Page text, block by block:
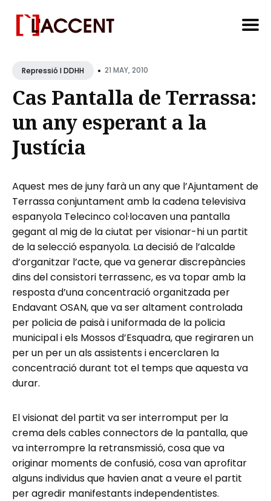
forRepressió I DDHH • 21 MAY, 2010
Cas Pantalla de Terrassa:
un any esperant a la
Justícia
Aquest mes de juny farà un any que l’Ajuntament de
Terrassa conjuntament amb la cadena televisiva
espanyola Telecinco col·locaven una pantalla
gegant al mig de la ciutat per visionar-hi un partit
de la selecció espanyola. La decisió de l’alcalde
d’organitzar l’acte, que va generar discrepàncies
dins del consistori terrassenc, es va topar amb la
resposta d’una concentració organitzada per
Endavant OSAN, que va ser altament controlada
per policia de paisà i uniformada de la policia
municipal i els Mossos d’Esquadra, que regiraren un
per un per un als assistents i encerclaren la
concentració durant tot el temps que aquesta va
durar.
El visionat del partit va ser interromput per la
crema dels cables connectors de la pantalla, que
va interrompre la retransmissió, cosa que va
originar moments de confusió, cosa van aprofitar
alguns individus que havien anat a veure el partit
per agredir manifestants independentistes.